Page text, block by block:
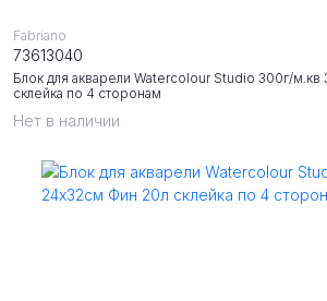
Нет в наличии
Блок для акварели Watercolour Studio 300г/
склейка по 4 сторонам
Fabriano
73613040